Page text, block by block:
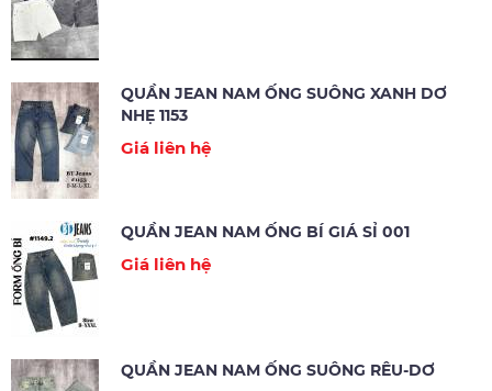
QUẦN JEAN NAM ỐNG SUÔNG XANH DƠ
NHẸ 1153
Giá liên hệ
QUẦN JEAN NAM ỐNG BÍ GIÁ SỈ 001
Giá liên hệ
QUẦN JEAN NAM ỐNG SUÔNG RÊU-DƠ